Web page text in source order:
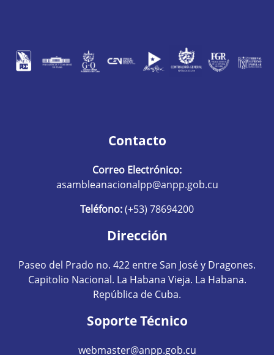
Contacto
Correo Electrónico:
asambleanacionalpp@anpp.gob.cu
Teléfono:(+53) 78694200
Dirección
Paseo del Prado no. 422 entre San José y Dragones.
Capitolio Nacional. La Habana Vieja. La Habana.
República de Cuba.
Soporte Técnico
webmaster@anpp.gob.cu